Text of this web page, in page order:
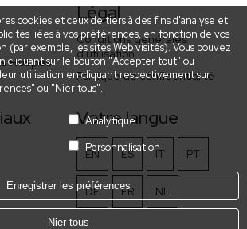
cookies et ceux de tiers à des fins d'analyse et
liées à vos préférences, en fonction de vos
(par exemple, les sites Web visités). Vous pouvez
cliquant sur le bouton "Accepter tout" ou
utilisation en cliquant respectivement sur
ou "Nier tous".
Analytique
Personnalisation
Enregistrer les préférences
Nier tous
Hospes
Légal
Conditions générales
d'utilisation
Politique de confidentialité
Votre langue
EN ES IT PT
DE FR NL